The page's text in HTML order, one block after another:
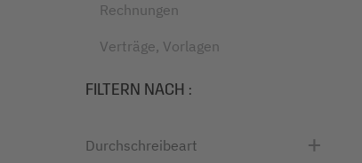
Rechnungen
Verträge, Vorlagen
FILTERN NACH :
Durchschreibeart